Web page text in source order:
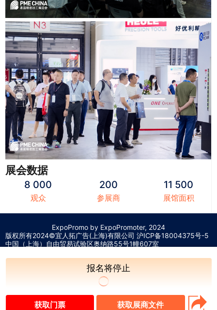
报名将停止
获取门票 获取展商文件
展会数据
8 000
观众
200
参展商
11 500
展馆面积
ExpoPromo by ExpoPromoter, 2024
版权所有2024©宜人拓广告(上海)有限公司 沪ICP备18004375号-5
中国（上海）自由贸易试验区奥纳路55号1幢607室